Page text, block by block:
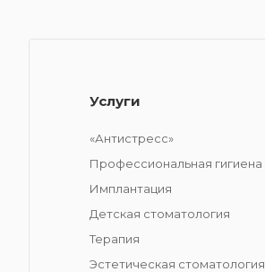
Услуги
«Антистресс»
Профессиональная гигиена
Имплантация
Детская стоматология
Терапия
Эстетическая стоматология